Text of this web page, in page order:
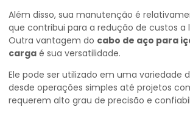
Além disso, sua manutenção é
que contribui para a redução de custos a
Outra vantagem do cabo de aço para
carga é sua versatilidade.
Ele pode ser utilizado em uma variedade
desde operações simples até projetos
requerem alto grau de precisão e